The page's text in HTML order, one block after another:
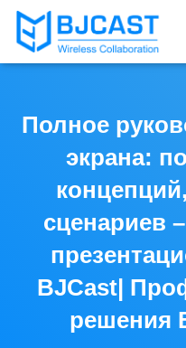
Полное
экрана:
сценариев
BJCast|
решения